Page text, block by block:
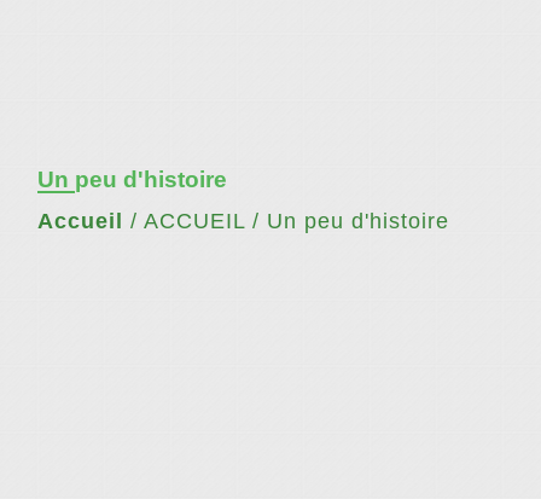
Un peu d'histoire
Accueil / ACCUEIL / Un peu d'histoire